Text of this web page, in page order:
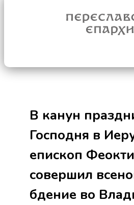
В канун
Господня в
епископ
совершил
бдение во